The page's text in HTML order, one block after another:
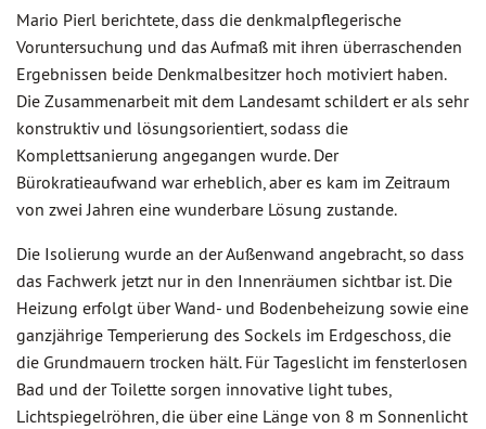
Mario Pierl berichtete, dass die denkmalpflegerische
Voruntersuchung und das Aufmaß mit ihren überraschenden
Ergebnissen beide Denkmalbesitzer hoch motiviert haben.
Die Zusammenarbeit mit dem Landesamt schildert er als sehr
konstruktiv und lösungsorientiert, sodass die
Komplettsanierung angegangen wurde. Der
Bürokratieaufwand war erheblich, aber es kam im Zeitraum
von zwei Jahren eine wunderbare Lösung zustande.
Die Isolierung wurde an der Außenwand angebracht, so dass
das Fachwerk jetzt nur in den Innenräumen sichtbar ist. Die
Heizung erfolgt über Wand- und Bodenbeheizung sowie eine
ganzjährige Temperierung des Sockels im Erdgeschoss, die
die Grundmauern trocken hält. Für Tageslicht im fensterlosen
Bad und der Toilette sorgen innovative light tubes,
Lichtspiegelröhren, die über eine Länge von 8 m Sonnenlicht